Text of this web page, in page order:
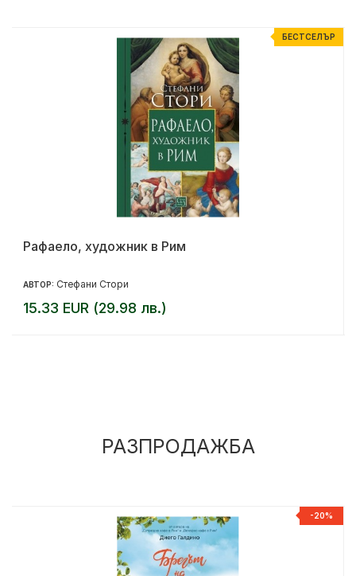
БЕСТСЕЛЪР
Рафаело, художник в Рим
АВТОР: Стефани Стори
15.33 EUR (29.98 лв.)
РАЗПРОДАЖБА
-20%